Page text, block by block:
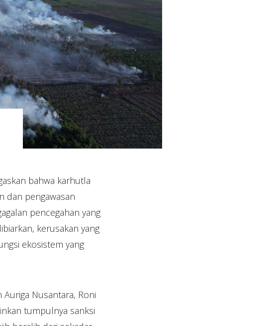
bahwa karhutla
dan pengawasan
pencegahan yang
kerusakan yang
ekosistem yang
Nusantara, Roni
tumpulnya sanksi